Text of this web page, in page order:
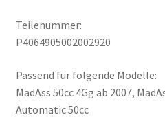
Teilenummer:
P4064905002002920
Passend für folgende Modelle:
MadAss 50cc 4Gg ab 2007,
Automatic 50cc